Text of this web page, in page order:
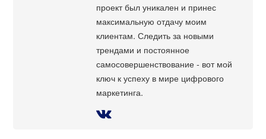
проект был уникален и принес
максимальную отдачу моим
клиентам. Следить за новыми
трендами и постоянное
самосовершенствование - вот мой
ключ к успеху в мире цифрового
маркетинга.